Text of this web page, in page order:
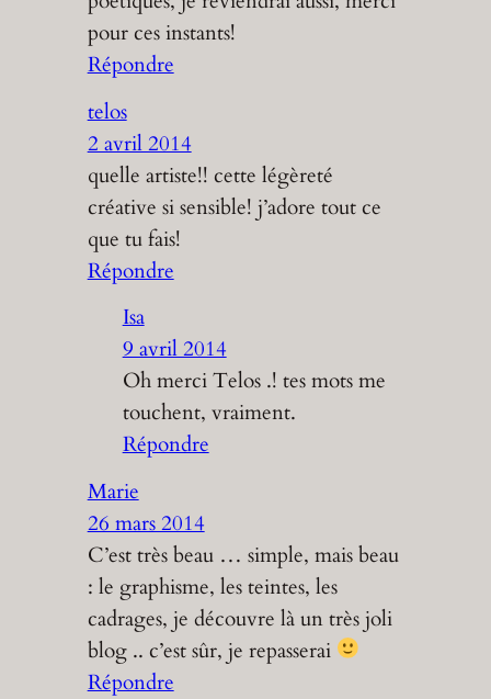
pour ces instants!
Répondre
telos
2 avril 2014
quelle artiste!! cette légèreté
créative si sensible! j’adore tout ce
que tu fais!
Répondre
Isa
9 avril 2014
Oh merci Telos .! tes mots me
touchent, vraiment.
Répondre
Marie
26 mars 2014
C’est très beau … simple, mais beau
: le graphisme, les teintes, les
cadrages, je découvre là un très joli
blog .. c’est sûr, je repasserai
Répondre